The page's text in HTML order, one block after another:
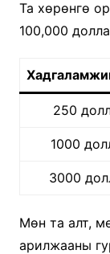
Та хөрөнгө
100,000
250
1000
3000
Мөн та алт,
арилжааны